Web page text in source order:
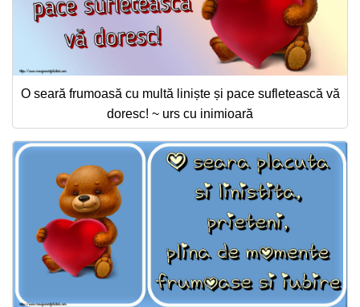
O seară frumoasă cu multă liniște și pace sufletească vă
doresc! ~ urs cu inimioară